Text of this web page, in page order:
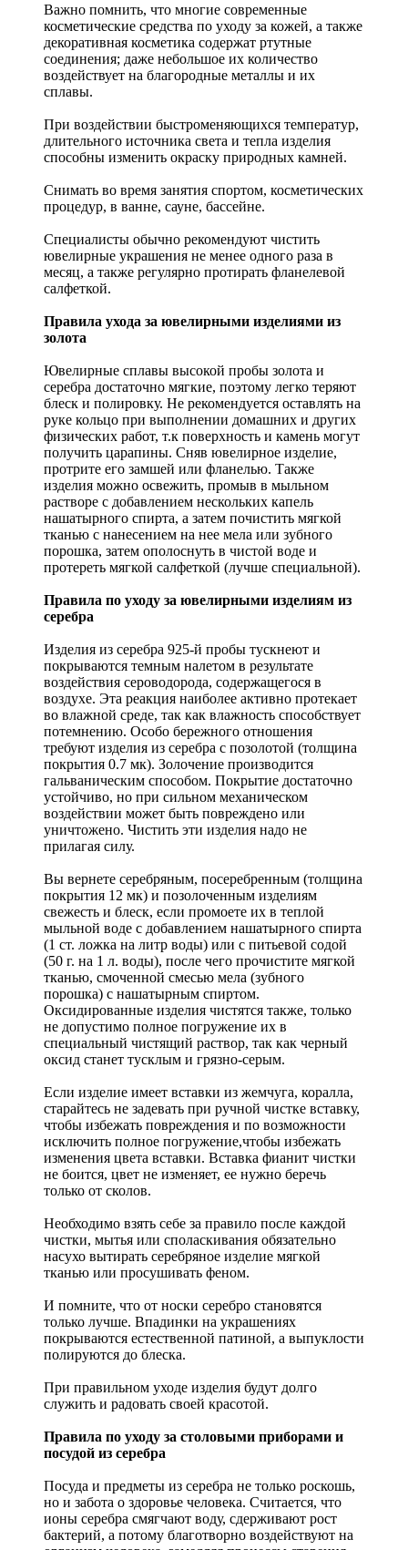
Важно помнить, что многие современные
косметические средства по уходу за кожей, а также
декоративная косметика содержат ртутные
соединения; даже небольшое их количество
воздействует на благородные металлы и их
сплавы.
При воздействии быстроменяющихся температур,
длительного источника света и тепла изделия
способны изменить окраску природных камней.
Снимать во время занятия спортом, косметических
процедур, в ванне, сауне, бассейне.
Специалисты обычно рекомендуют чистить
ювелирные украшения не менее одного раза в
месяц, а также регулярно протирать фланелевой
салфеткой.
Правила ухода за ювелирными изделиями из
золота
Ювелирные сплавы высокой пробы золота и
серебра достаточно мягкие, поэтому легко теряют
блеск и полировку. Не рекомендуется оставлять на
руке кольцо при выполнении домашних и других
физических работ, т.к поверхность и камень могут
получить царапины. Сняв ювелирное изделие,
протрите его замшей или фланелью. Также
изделия можно освежить, промыв в мыльном
растворе с добавлением нескольких капель
нашатырного спирта, а затем почистить мягкой
тканью с нанесением на нее мела или зубного
порошка, затем ополоснуть в чистой воде и
протереть мягкой салфеткой (лучше специальной).
Правила по уходу за ювелирными изделиям из
серебра
Изделия из серебра 925-й пробы тускнеют и
покрываются темным налетом в результате
воздействия сероводорода, содержащегося в
воздухе. Эта реакция наиболее активно протекает
во влажной среде, так как влажность способствует
потемнению. Особо бережного отношения
требуют изделия из серебра с позолотой (толщина
покрытия 0.7 мк). Золочение производится
гальваническим способом. Покрытие достаточно
устойчиво, но при сильном механическом
воздействии может быть повреждено или
уничтожено. Чистить эти изделия надо не
прилагая силу.
Вы вернете серебряным, посеребренным (толщина
покрытия 12 мк) и позолоченным изделиям
свежесть и блеск, если промоете их в теплой
мыльной воде с добавлением нашатырного спирта
(1 ст. ложка на литр воды) или с питьевой содой
(50 г. на 1 л. воды), после чего прочистите мягкой
тканью, смоченной смесью мела (зубного
порошка) с нашатырным спиртом.
Оксидированные изделия чистятся также, только
не допустимо полное погружение их в
специальный чистящий раствор, так как черный
оксид станет тусклым и грязно-серым.
Если изделие имеет вставки из жемчуга, коралла,
старайтесь не задевать при ручной чистке вставку,
чтобы избежать повреждения и по возможности
исключить полное погружение,чтобы избежать
изменения цвета вставки. Вставка фианит чистки
не боится, цвет не изменяет, ее нужно беречь
только от сколов.
Необходимо взять себе за правило после каждой
чистки, мытья или споласкивания обязательно
насухо вытирать серебряное изделие мягкой
тканью или просушивать феном.
И помните, что от носки серебро становятся
только лучше. Впадинки на украшениях
покрываются естественной патиной, а выпуклости
полируются до блеска.
При правильном уходе изделия будут долго
служить и радовать своей красотой.
Правила по уходу за столовыми приборами и
посудой из серебра
Посуда и предметы из серебра не только роскошь,
но и забота о здоровье человека. Считается, что
ионы серебра смягчают воду, сдерживают рост
бактерий, а потому благотворно воздействуют на